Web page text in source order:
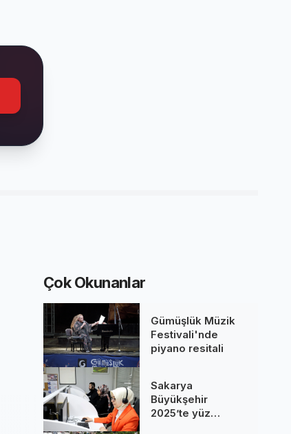
Çok Okunanlar
Gümüşlük Müzik
Festivali'nde
piyano resitali
Sakarya
Büyükşehir
2025’te yüz